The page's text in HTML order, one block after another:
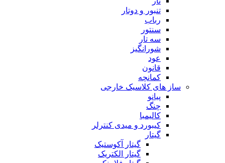
تنبور و دوتار
رباب
سنتور
سه تار
شورانگیز
عود
قانون
کمانچه
ساز های کلاسیک خارجی
پیانو
چنگ
کالیمبا
کیبورد و میدی کنترلر
گیتار
گیتار آکوستیک
گیتار الکتریک